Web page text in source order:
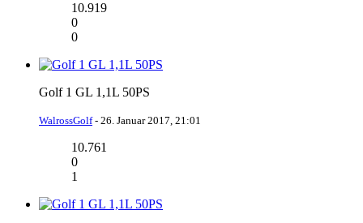
10.919
0
0
Golf 1 GL 1,1L 50PS
WalrossGolf- 26. Januar 2017, 21:01
10.761
0
1